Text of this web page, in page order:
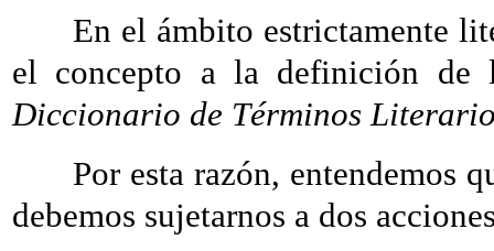
En el ámbito estrictamente
el concepto a la definición de
Diccionario de Términos
Por esta razón, entendemos
debemos sujetarnos a dos